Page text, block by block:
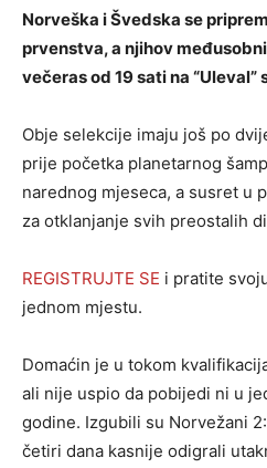
Norveška i Švedska se
prvenstva, a njihov
večeras od 19 sati na “Uleval”
Obje selekcije imaju još po
prije početka planetarnog
narednog mjeseca, a susret u
za otklanjanje svih preostalih
REGISTRUJTE SE i pratite
jednom mjestu.
Domaćin je u tokom
ali nije uspio da pobijedi ni u
godine. Izgubili su Norvežani
četiri dana kasnije odigrali